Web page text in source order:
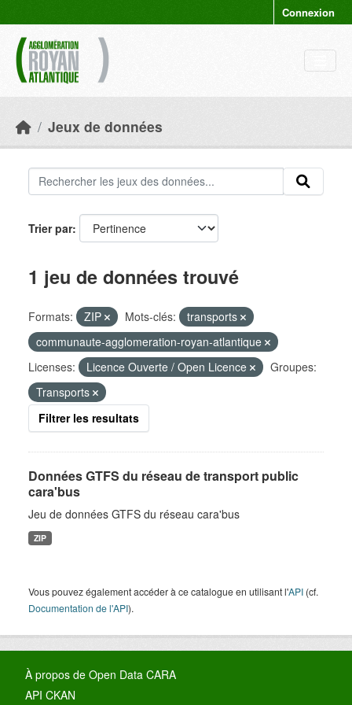
Connexion
Jeux de données
Trier par
1 jeu de données trouvé
Formats: ZIP Mots-clés:
transports
communaute-agglomeration-royan-atlantique
Licenses:
Licence Ouverte / Open Licence
Groupes:
Transports
Filtrer les resultats
Données GTFS du réseau de transport public
cara'bus
Jeu de données GTFS du réseau cara'bus
ZIP
Vous pouvez également accéder à ce catalogue en utilisant l'API (cf.
Documentation de l'API).
À propos de Open Data CARA
API CKAN